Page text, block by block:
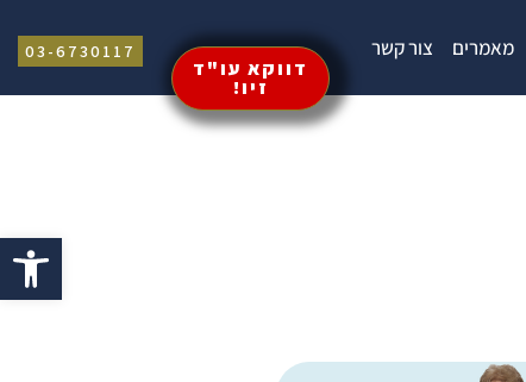
מאמרים צור קשר
דווקא עו"ד
זיו!
03-6730117
פתח